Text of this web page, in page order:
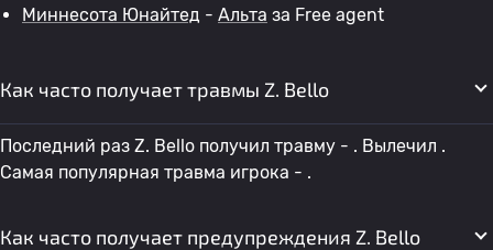
Миннесота Юнайтед - Альта за Free agent
Как часто получает травмы Z. Bello
Последний раз Z. Bello получил травму - . Вылечил .
Самая популярная травма игрока - .
Как часто получает предупреждения Z. Bello